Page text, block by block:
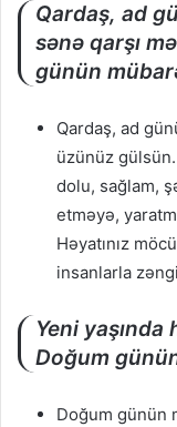
Qardaş, ad
sənə qarşı
günün
Qardaş, ad
üzünüz
dolu, sağlam,
etməyə,
Həyatınız
insanlarla
Yeni
Doğum
Doğum günün